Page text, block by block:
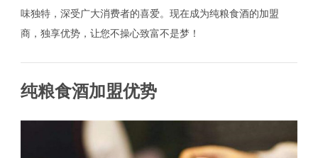
味独特，深受广大消费者的喜爱。现在成为纯粮食酒的加盟
商，独享优势，让您不操心致富不是梦！
纯粮食酒加盟优势